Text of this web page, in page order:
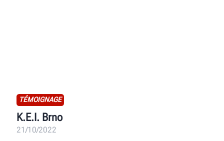
TÉMOIGNAGE
K.E.I. Brno
21/10/2022